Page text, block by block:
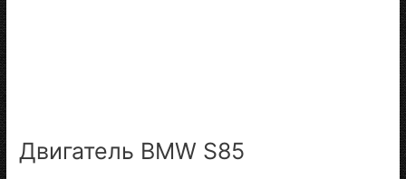
Двигатель BMW S85